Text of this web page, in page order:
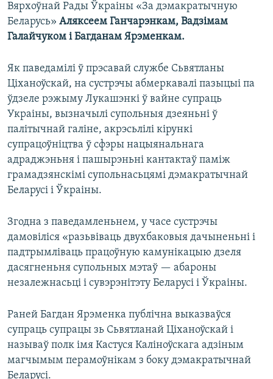
Вярхоўнай Рады Ўкраіны «За дэмакратычную
Беларусь» Аляксеем Ганчарэнкам, Вадзімам
Галайчуком і Багданам Ярэменкам.
Як паведамілі ў прэсавай службе Сьвятланы
Ціханоўскай, на сустрэчы абмеркавалі пазыцыі па
ўдзеле рэжыму Лукашэнкі ў вайне супраць
Украіны, вызначылі супольныя дзеяньні ў
палітычнай галіне, акрэсьлілі кірункі
супрацоўніцтва ў сфэры нацыянальнага
адраджэньня і пашырэньні кантактаў паміж
грамадзянскімі супольнасьцямі дэмакратычнай
Беларусі і Ўкраіны.
Згодна з паведамленьнем, у часе сустрэчы
дамовіліся «разьвіваць двухбаковыя дачыненьні і
падтрымліваць працоўную камунікацыю дзеля
дасягненьня супольных мэтаў — абароны
незалежнасьці і сувэрэнітэту Беларусі і Ўкраіны.
Раней Багдан Ярэменка публічна выказваўся
супраць супрацы зь Сьвятланай Ціханоўскай і
называў полк імя Кастуся Каліноўскага адзіным
магчымым перамоўнікам з боку дэмакратычнай
Беларусі.